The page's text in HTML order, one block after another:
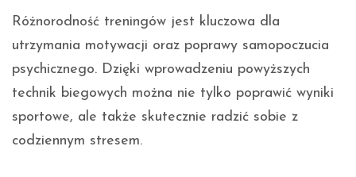
Różnorodność treningów jest kluczowa dla
utrzymania motywacji oraz poprawy samopoczucia
psychicznego. Dzięki wprowadzeniu powyższych
technik biegowych można nie tylko poprawić wyniki
sportowe, ale także skutecznie radzić sobie z
codziennym stresem.